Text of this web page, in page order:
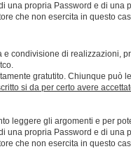
una propria Password e di
che non esercita in questo
condivisione di realizzazioni,
gratutito. Chiunque
si da per certo avere
leggere gli argomenti e per
una propria Password e di
che non esercita in questo